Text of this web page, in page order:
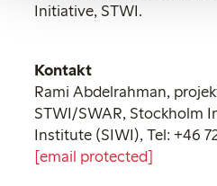
Initiative, STWI.
Kontakt
Rami Abdelrahman,
STWI/SWAR, Stockholm
Institute (SIWI), Tel: +46
[email protected]